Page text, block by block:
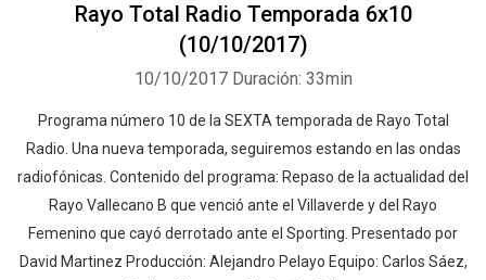
Rayo Total Radio Temporada 6x10
(10/10/2017)
10/10/2017 Duración: 33min
Programa número 10 de la SEXTA temporada de Rayo Total
Radio. Una nueva temporada, seguiremos estando en las ondas
radiofónicas. Contenido del programa: Repaso de la actualidad del
Rayo Vallecano B que venció ante el Villaverde y del Rayo
Femenino que cayó derrotado ante el Sporting. Presentado por
David Martinez Producción: Alejandro Pelayo Equipo: Carlos Sáez,